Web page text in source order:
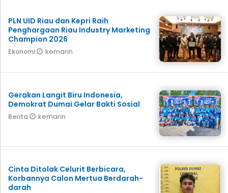
PLN UID Riau dan Kepri Raih
Penghargaan Riau Industry Marketing
Champion 2026
Ekonomi kemarin
Gerakan Langit Biru Indonesia,
Demokrat Dumai Gelar Bakti Sosial
Berita kemarin
Cinta Ditolak Celurit Berbicara,
Korbannya Calon Mertua Berdarah-
darah